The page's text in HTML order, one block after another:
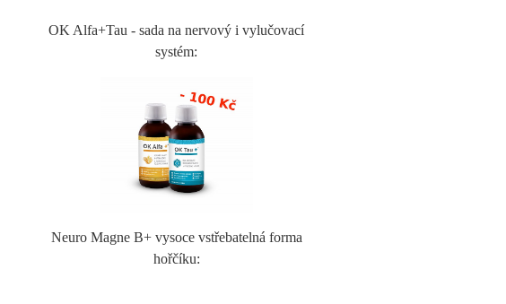
OK Alfa+Tau - sada na nervový i vylučovací
systém:
Neuro Magne B+ vysoce vstřebatelná forma
hořčíku: